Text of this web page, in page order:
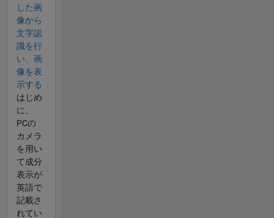
した画
像から
文字認
識を行
い、画
像を表
示する
はじめ
に、
PCの
カメラ
を用い
て成分
表示が
英語で
記載さ
れてい